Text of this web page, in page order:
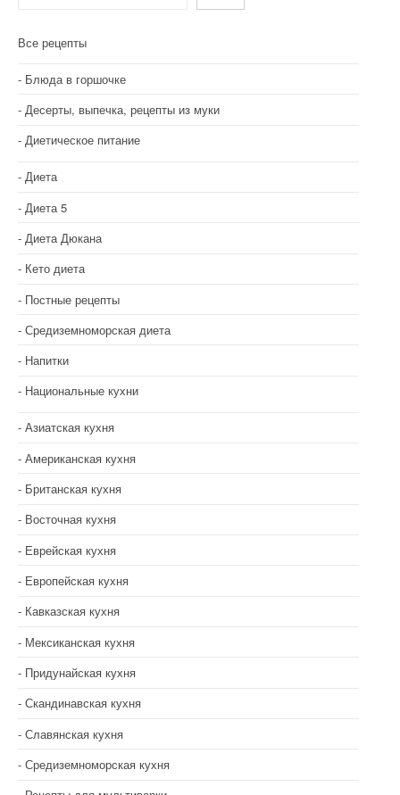
Все рецепты
Блюда в горшочке
Десерты, выпечка, рецепты из муки
Диетическое питание
Диета
Диета 5
Диета Дюкана
Кето диета
Постные рецепты
Средиземноморская диета
Напитки
Национальные кухни
Азиатская кухня
Американская кухня
Британская кухня
Восточная кухня
Еврейская кухня
Европейская кухня
Кавказская кухня
Мексиканская кухня
Придунайская кухня
Скандинавская кухня
Славянская кухня
Средиземноморская кухня